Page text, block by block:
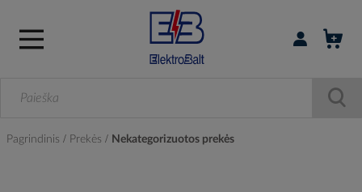
Prisijungti /
Pagrindinis Prekės Nekategorizuotos prekės